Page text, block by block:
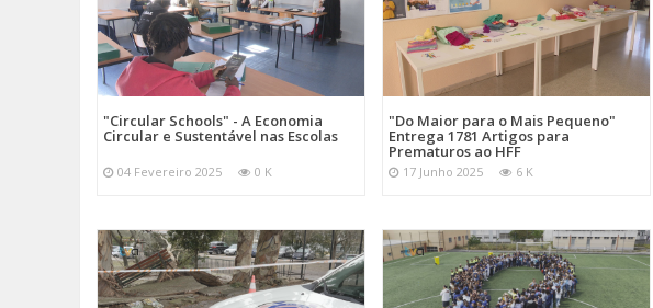
"Circular Schools" - A Economia
Circular e Sustentável nas Escolas
04 Fevereiro 2025 0 K
"Do Maior para o Mais Pequeno"
Entrega 1781 Artigos para
Prematuros ao HFF
17 Junho 2025 6 K